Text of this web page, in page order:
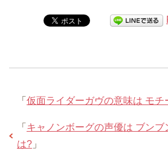
「 仮面ライダーガヴの意味は モチ
「 キャノンボーグの声優は ブン
は? 」